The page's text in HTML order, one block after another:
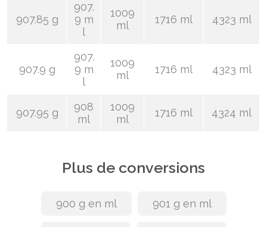
907.85 g
907.
9 m
l
1009
ml
1716 ml 4323 ml
907.9 g
907.
9 m
l
1009
ml
1716 ml 4323 ml
907.95 g
908
ml
1009
ml
1716 ml 4324 ml
Plus de conversions
900 g en ml 901 g en ml